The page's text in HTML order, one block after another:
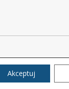
Akceptuj